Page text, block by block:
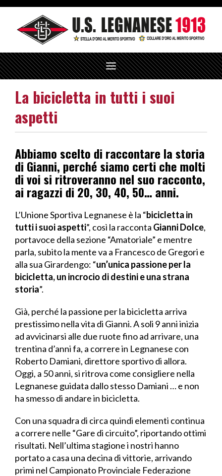
T
o
v
g
a
t
i
o
n
La bicicletta in tutti i suoi
aspetti
Abbiamo scelto di raccontare la storia
di Gianni, perché siamo certi che molti
di voi si ritroveranno nel suo racconto,
ai ragazzi di 20, 30, 40, 50… anni.
L’Unione Sportiva Legnanese è la “bicicletta in
tutti i suoi aspetti”, così la racconta Gianni Dolce,
portavoce della sezione “Amatoriale” e mentre
parla, subito la mente va a Francesco de Gregori e
alla sua Girardengo: “un’unica passione per la
bicicletta, un incrocio di destini e una strana
storia”.
Già, perché la passione per la bicicletta arriva
prestissimo nella vita di Gianni. A soli 9 anni inizia
ad avvicinarsi alle due ruote fino ad arrivare, una
trentina d’anni fa, a correre in Legnanese con
Roberto Damiani, direttore sportivo di allora.
Oggi, a 50 anni, si ritrova come consigliere nella
Legnanese guidata dallo stesso Damiani … e non
ha smesso di andare in bicicletta.
Con una squadra di circa quindi elementi continua
a correre nelle “Gare di circuito”, riportando ottimi
risultati. Nell’ultima stagione i nostri hanno
portato a casa una decina di vittorie, arrivando
primi nel Campionato Provinciale Federazione